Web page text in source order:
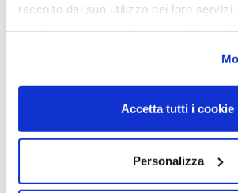
raccolto dal suo utilizzo dei loro
Accetta tutti i cookie
Personalizza
OCCHIALE DA SOLE,
PERSOL